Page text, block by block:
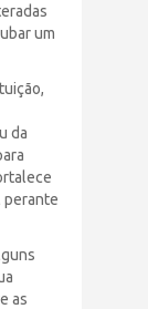
um
da
perante
as